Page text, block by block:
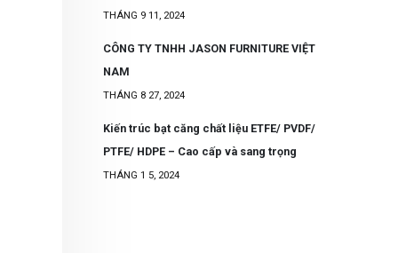
THÁNG 9 11, 2024
CÔNG TY TNHH JASON FURNITURE VIỆT
NAM
THÁNG 8 27, 2024
Kiến trúc bạt căng chất liệu ETFE/ PVDF/
PTFE/ HDPE – Cao cấp và sang trọng
THÁNG 1 5, 2024